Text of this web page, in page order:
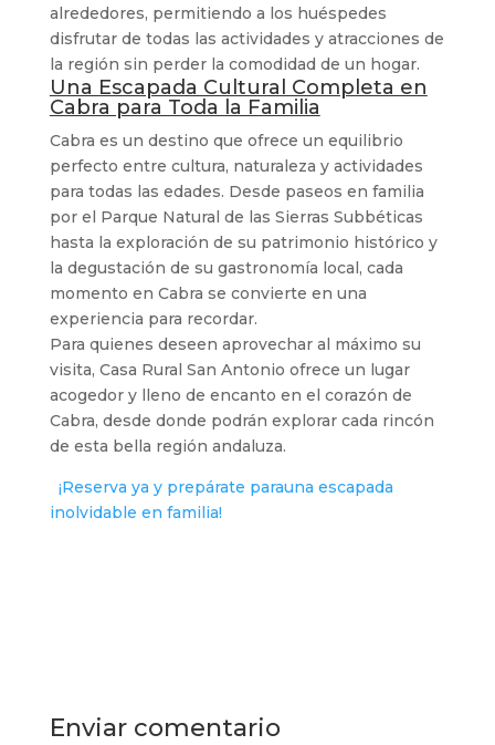
alrededores, permitiendo a los huéspedes
disfrutar de todas las actividades y atracciones de
la región sin perder la comodidad de un hogar.
Una Escapada Cultural Completa en
Cabra para Toda la Familia
Cabra es un destino que ofrece un equilibrio
perfecto entre cultura, naturaleza y actividades
para todas las edades. Desde paseos en familia
por el Parque Natural de las Sierras Subbéticas
hasta la exploración de su patrimonio histórico y
la degustación de su gastronomía local, cada
momento en Cabra se convierte en una
experiencia para recordar.
Para quienes deseen aprovechar al máximo su
visita, Casa Rural San Antonio ofrece un lugar
acogedor y lleno de encanto en el corazón de
Cabra, desde donde podrán explorar cada rincón
de esta bella región andaluza.
¡Reserva ya y prepárate parauna escapada
inolvidable en familia!
Enviar comentario